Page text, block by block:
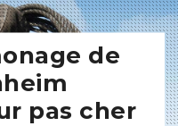
de
pas cher